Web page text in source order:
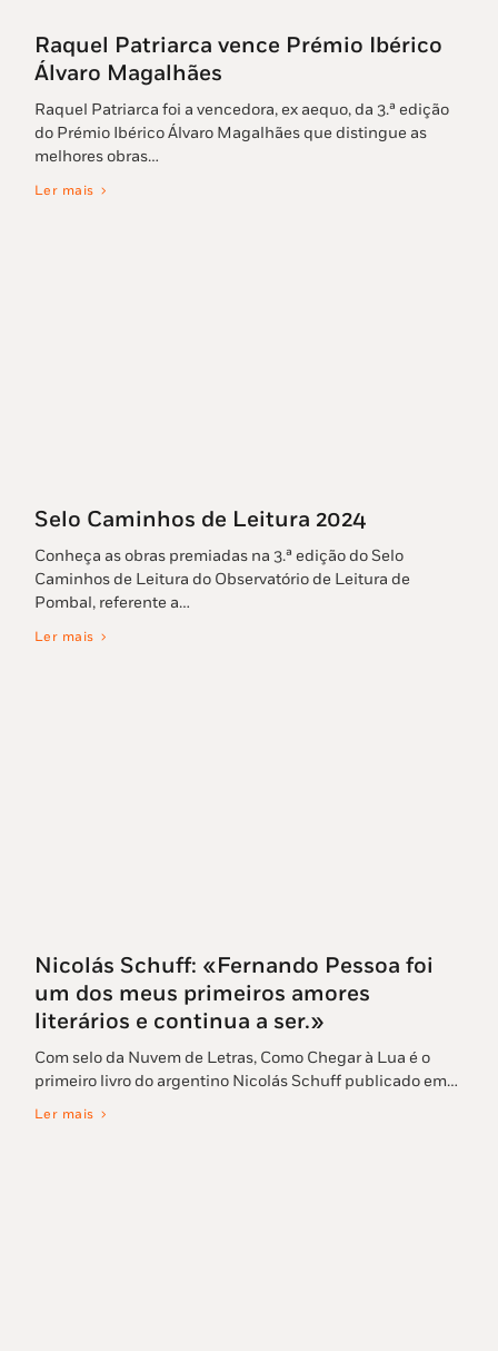
Raquel Patriarca vence Prémio Ibérico
Álvaro Magalhães
Raquel Patriarca foi a vencedora, ex aequo, da 3.ª edição
do Prémio Ibérico Álvaro Magalhães que distingue as
melhores obras…
Ler mais
Selo Caminhos de Leitura 2024
Conheça as obras premiadas na 3.ª edição do Selo
Caminhos de Leitura do Observatório de Leitura de
Pombal, referente a…
Ler mais
Nicolás Schuff: «Fernando Pessoa foi
um dos meus primeiros amores
literários e continua a ser.»
Com selo da Nuvem de Letras, Como Chegar à Lua é o
primeiro livro do argentino Nicolás Schuff publicado em…
Ler mais